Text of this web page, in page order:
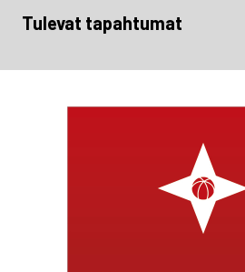
Tulevat tapahtumat